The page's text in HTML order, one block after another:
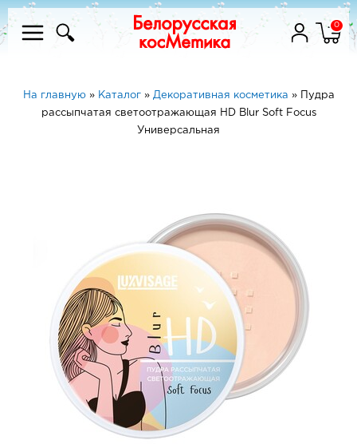
0
На главную» Каталог» Декоративная косметика »
Пудра
рассыпчатая светоотражающая HD Blur Soft Focus
Универсальная